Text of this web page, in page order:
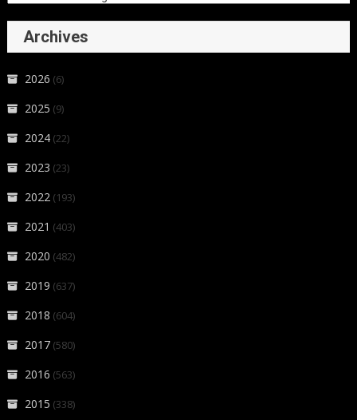
Archives
2026 (6)
2025 (9)
2024 (22)
2023 (23)
2022 (193)
2021 (403)
2020 (482)
2019 (637)
2018 (604)
2017 (580)
2016 (563)
2015 (338)